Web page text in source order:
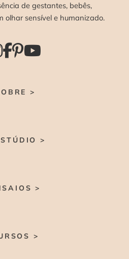
de gestantes, bebês,
olhar sensível e humanizado.
>
>
>
>